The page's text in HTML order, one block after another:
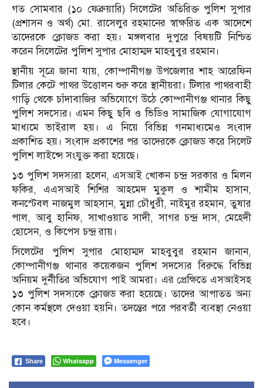
গত সোমবার (১০ ফেব্রুয়ারি) সিলেটের অতিরিক্ত পুলিশ সুপার
(প্রশাসন ও অর্থ) মো. রাসেলুর রহমানের স্বাক্ষরিত এক আদেশে
তাদেরকে ক্লোজড করা হয়। মঙ্গলবার দুপুরে বিষয়টি নিশ্চিত
করেন সিলেটের পুলিশ সুপার মোহাম্মদ মাহবুবুর রহমান।
স্থানীয় সূত্রে জানা যায়, কোম্পানীগঞ্জ উপজেলার শাহ আরেফিন
টিলার কেটে পাথর উত্তোলন শুরু করে স্থানীয়রা। টিলার পাথরবাহী
গাড়ি থেকে চাঁদাবাজির অভিযোগে উঠে কোম্পানীগঞ্জ থানার কিছু
পুলিশ সদস্যের। এমন কিছু ছবি ও ভিডিও সামাজিক যোগাযোগ
মাধ্যমে ভাইরাল হয়। এ নিয়ে বিভিন্ন গনমাধ্যমেও সংবাদ
প্রকাশিত হয়। সংবাদ প্রকাশের পর তাদেরকে ক্লোজড করে সিলেট
পুলিশ লাইন্সে সংযুক্ত করা হয়েছে।
১৩ পুলিশ সদস্যরা হলেন, এসআই খোকন চন্দ্র সরকার ও মিলন
ফকির, এএসআই শিশির আহমেদ মুকুল ও শামীম হাসান,
কনস্টেবল নাজমুল আহসান, মুন্না চৌধুরী, নাইমুর রহমান, তুষার
পাল, আবু হানিফ, সাখাওয়াত সাদী, সাগর চন্দ্র দাস, মেহেদী
হোসেন, ও কিপেস চন্দ্র রায়।
সিলেটের পুলিশ সুপার মোহাম্মদ মাহবুবুর রহমান জানান,
কোম্পানীগঞ্জ থানার কয়েকজন পুলিশ সদস্যের বিরুদ্ধে বিভিন্ন
অনিয়ম দুর্নীতির অভিযোগ পাই আমরা। এর প্রেক্ষিতে এসআইসহ
১৩ পুলিশ সদস্যকে ক্লোজড করা হয়েছে। তাদের আপাতত অন্য
কোন কর্মস্থলে দেওয়া হয়নি। তদন্তের পরে পরবর্তী ব্যবস্থা নেওয়া
হবে।
Share Whatsapp Messenger